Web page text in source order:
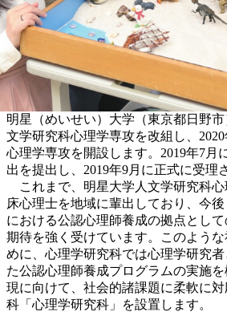
明星（めいせい）大学（東京都日野
文学研究科心理学専攻を改組し、
心理学専攻を開設します。2019年7月
出を提出し、2019年9月に正式に受理
これまで、明星大学人文学研究科
床心理士を地域に輩出しており、今
における公認心理師養成の拠点とし
期待を強く受けています。このよう
めに、心理学研究科では心理学研究
た公認心理師養成プログラムの実施
現に向けて、社会的諸課題に柔軟に
科「心理学研究科」を設置します。